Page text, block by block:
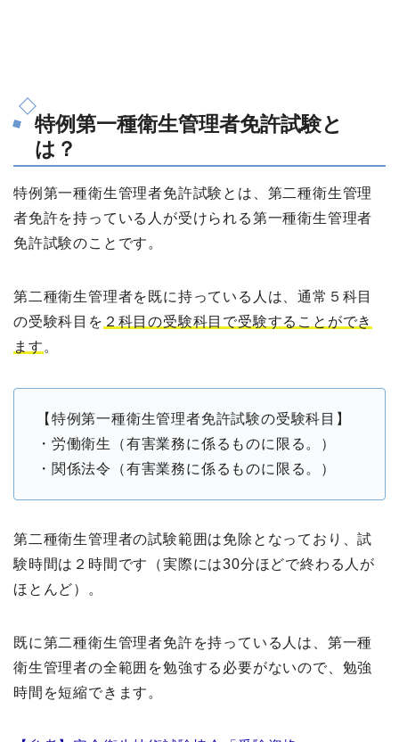
特例第一種衛生管理者免許試験と
は？
特例第一種衛生管理者免許試験とは、第二種衛生管理
者免許を持っている人が受けられる第一種衛生管理者
免許試験のことです。
第二種衛生管理者を既に持っている人は、通常５科目
の受験科目を ２科目の受験科目で受験することができ
ます 。
【特例第一種衛生管理者免許試験の受験科目】
・労働衛生（有害業務に係るものに限る。）
・関係法令（有害業務に係るものに限る。）
第二種衛生管理者の試験範囲は免除となっており、試
験時間は２時間です（実際には30分ほどで終わる人が
ほとんど）。
既に第二種衛生管理者免許を持っている人は、第一種
衛生管理者の全範囲を勉強する必要がないので、勉強
時間を短縮できます。